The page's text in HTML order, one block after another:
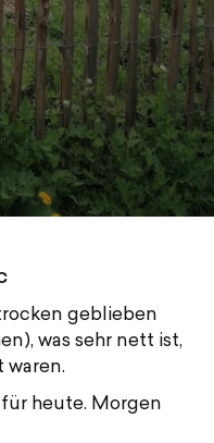
geblieben
was sehr nett ist,
waren.
heute. Morgen